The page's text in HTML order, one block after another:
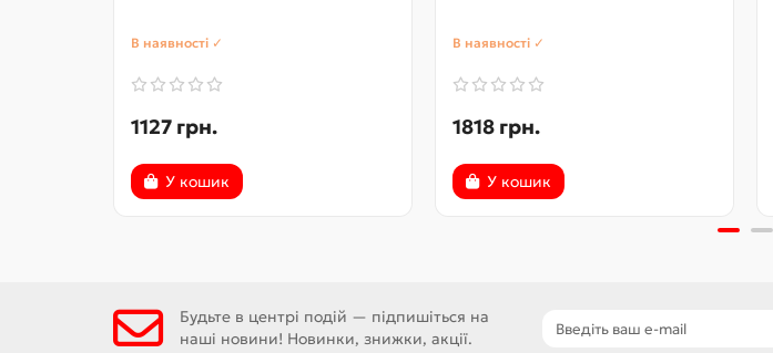
В наявності ✓
1127 грн.
У кошик
В наявності ✓
1818 грн.
У кошик
Будьте в центрі подій — підпишіться на
наші новини! Новинки, знижки, акції.